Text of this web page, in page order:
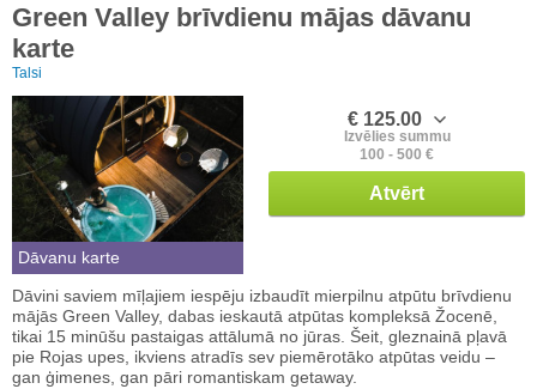
Green Valley brīvdienu mājas dāvanu
karte
Talsi
Dāvanu karte
€ 125.00
Izvēlies summu
100 - 500 €
Atvērt
Dāvini saviem mīļajiem iespēju izbaudīt mierpilnu atpūtu brīvdienu
mājās Green Valley, dabas ieskautā atpūtas kompleksā Žocenē,
tikai 15 minūšu pastaigas attālumā no jūras. Šeit, gleznainā pļavā
pie Rojas upes, ikviens atradīs sev piemērotāko atpūtas veidu –
gan ģimenes, gan pāri romantiskam getaway.